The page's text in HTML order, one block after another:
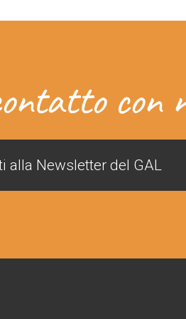
con
alla Newsletter del GAL